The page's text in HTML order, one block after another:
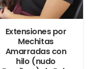
Extensiones por
Mechitas
Amarradas con
hilo (nudo